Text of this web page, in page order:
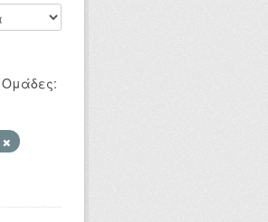
Ομάδες: